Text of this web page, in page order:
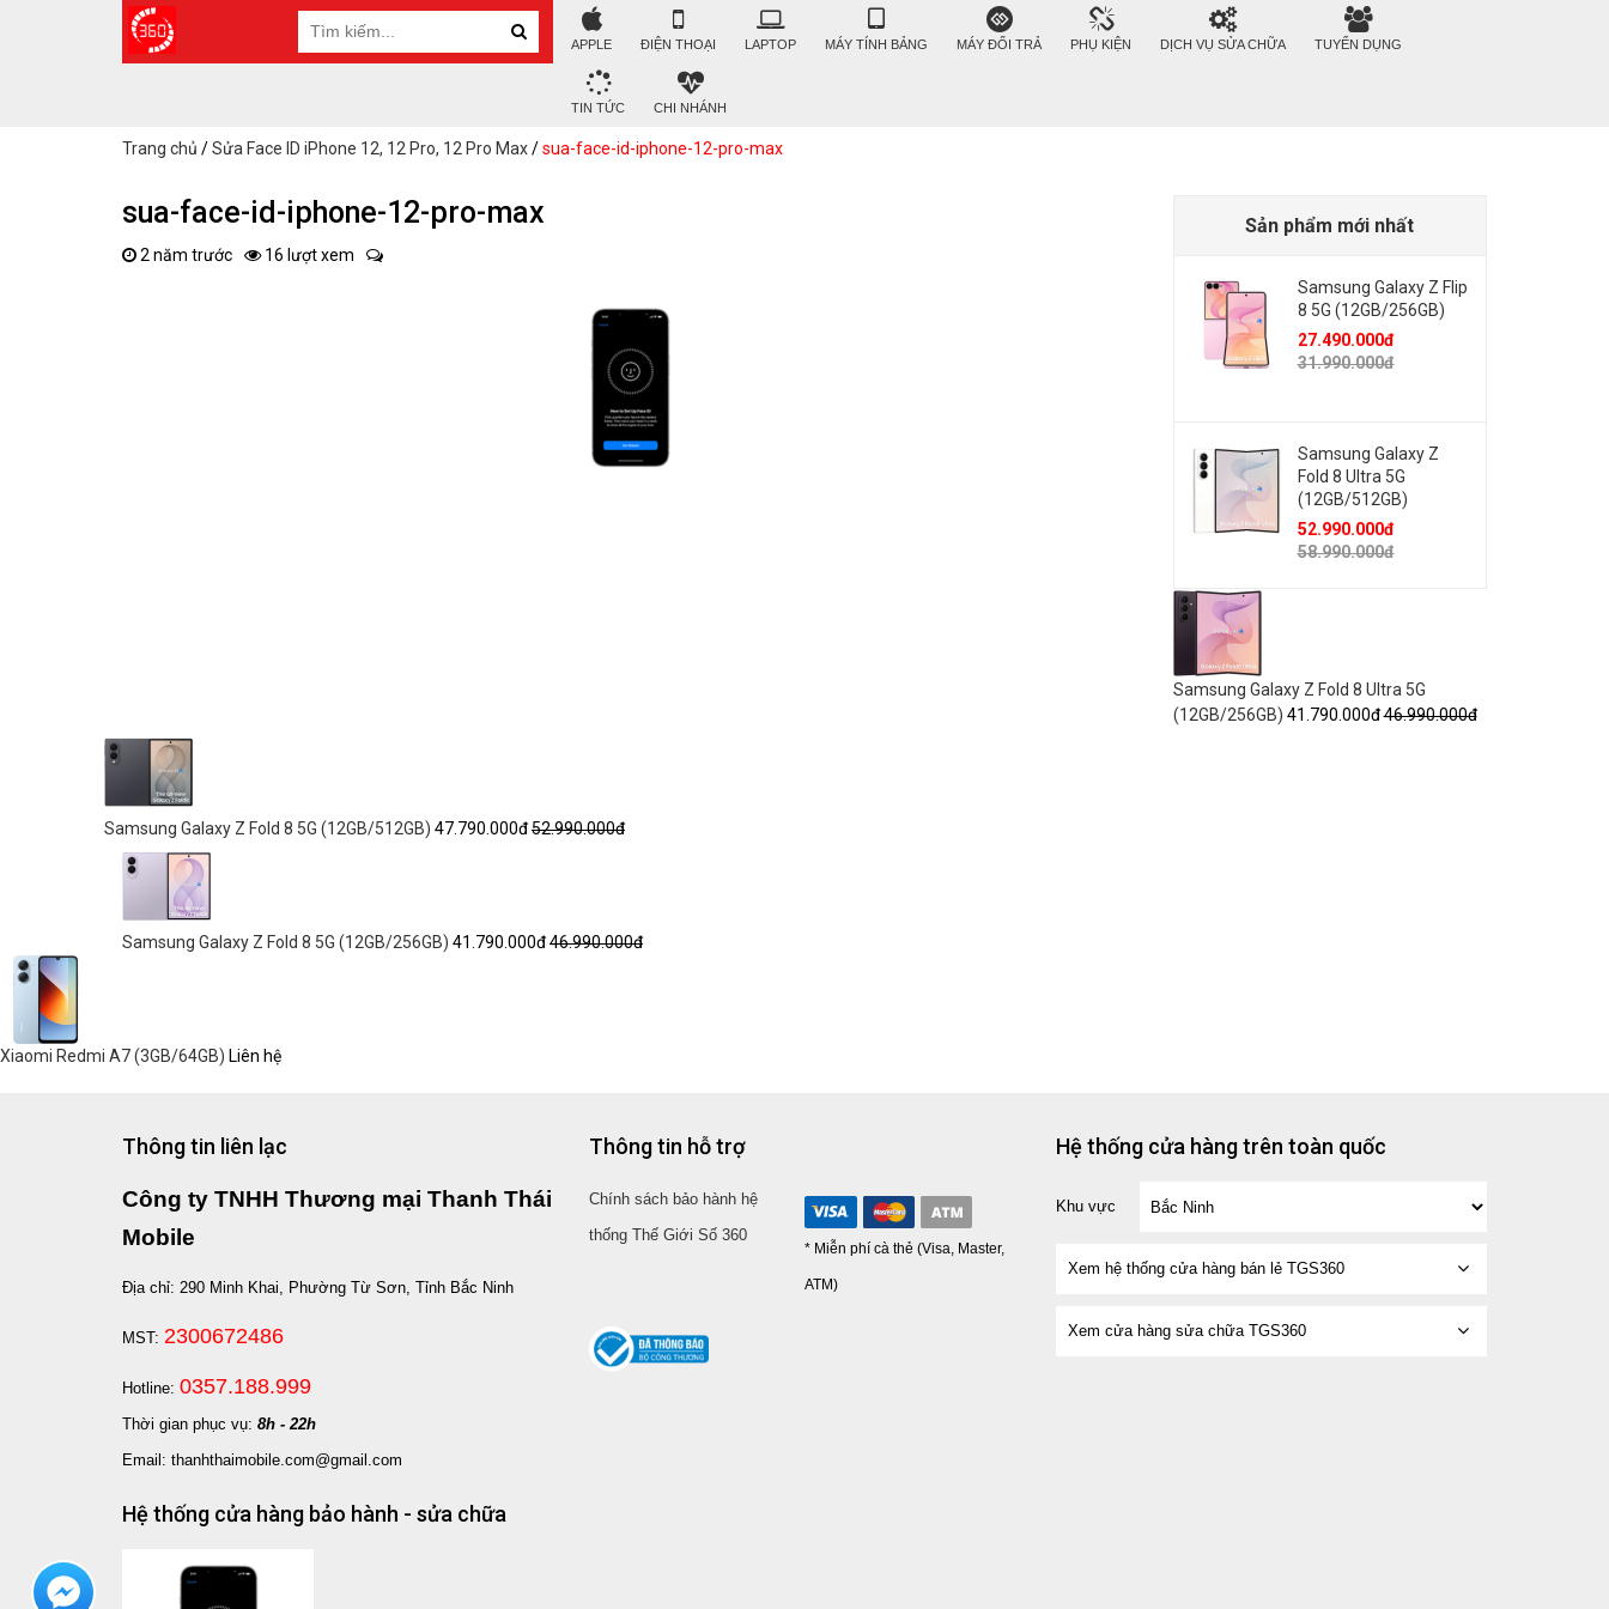
APPLE ĐIỆN THOẠI LAPTOP MÁY TÍNH BẢNG MÁY ĐỔI TRẢ PHỤ KIỆN DỊCH VỤ SỬA CHỮA TUYỂN DỤNG
TIN TỨC CHI NHÁNH
Trang chủ /Sửa Face ID iPhone 12, 12 Pro, 12 Pro Max/sua-face-id-iphone-12-pro-max
sua-face-id-iphone-12-pro-max
2 năm trước 16 lượt xem
Sản phẩm mới nhất
Samsung Galaxy Z Flip
8 5G (12GB/256GB)
27.490.000đ
31.990.000đ
Samsung Galaxy Z
Fold 8 Ultra 5G
(12GB/512GB)
52.990.000đ
58.990.000đ
Samsung Galaxy Z Fold 8 Ultra 5G
(12GB/256GB) 41.790.000đ46.990.000đ
Samsung Galaxy Z Fold 8 5G (12GB/512GB) 47.790.000đ52.990.000đ
Samsung Galaxy Z Fold 8 5G (12GB/256GB) 41.790.000đ46.990.000đ
Xiaomi Redmi A7 (3GB/64GB) Liên hệ
Thông tin liên lạc
Công ty TNHH Thương mại Thanh Thái
Mobile
Địa chỉ: 290 Minh Khai, Phường Từ Sơn, Tỉnh Bắc Ninh
MST: 2300672486
Hotline: 0357.188.999
Thời gian phục vụ: 8h - 22h
Email: thanhthaimobile.com@gmail.com
Hệ thống cửa hàng bảo hành - sửa chữa
Thông tin hỗ trợ
Chính sách bảo hành hệ
thống Thế Giới Số 360
* Miễn phí cà thẻ (Visa, Master,
ATM)
Hệ thống cửa hàng trên toàn quốc
Khu vực
Xem hệ thống cửa hàng bán lẻ TGS360
Xem cửa hàng sửa chữa TGS360